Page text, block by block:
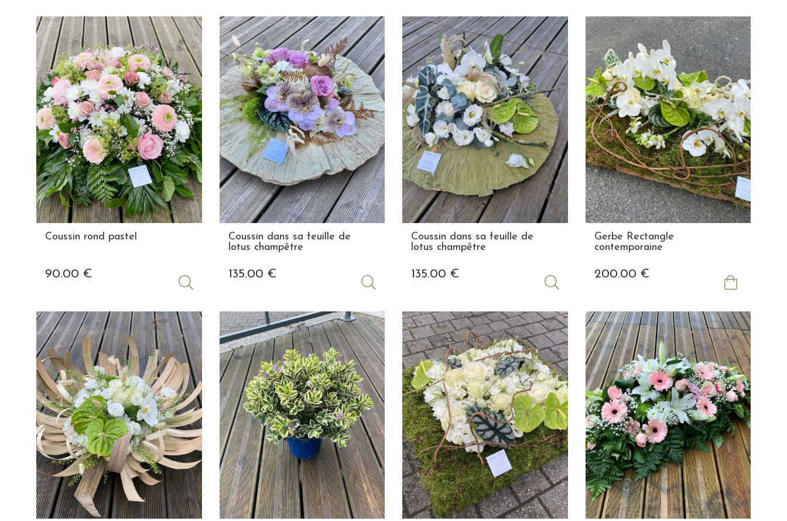
Coussin rond pastel
90.00 €
Coussin dans sa feuille de
lotus champêtre
135.00 €
Coussin dans sa feuille de
lotus champêtre
135.00 €
Gerbe Rectangle
contemporaine
200.00 €